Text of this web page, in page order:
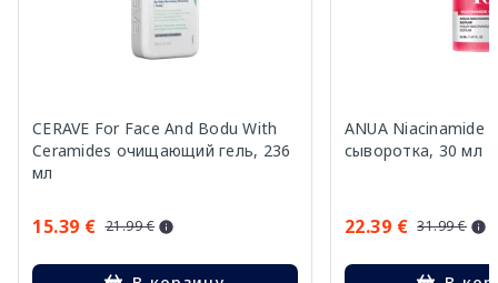
CERAVE For Face And Bodu With
Ceramides очищающий гель, 236
мл
15.39 € 21.99 €
ANUA Niacinamide
сыворотка, 30 мл
22.39 € 31.99 €